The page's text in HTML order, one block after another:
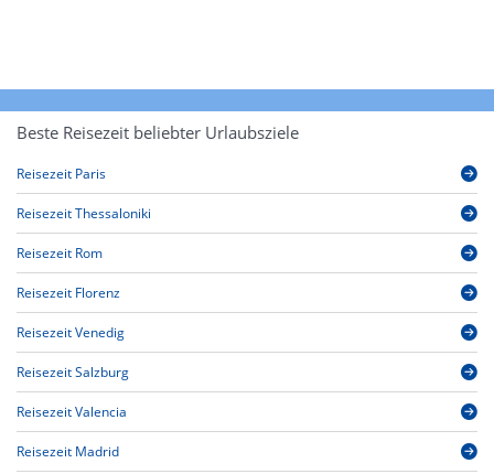
Beste Reisezeit beliebter Urlaubsziele
Reisezeit Paris
Reisezeit Thessaloniki
Reisezeit Rom
Reisezeit Florenz
Reisezeit Venedig
Reisezeit Salzburg
Reisezeit Valencia
Reisezeit Madrid